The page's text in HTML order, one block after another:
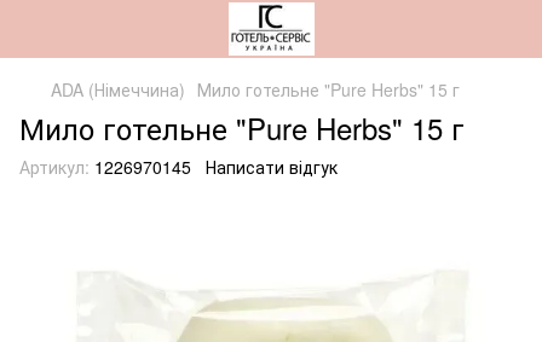
ADA (Німеччина) Мило готельне "Pure Herbs" 15 г
Мило готельне "Pure Herbs" 15 г
Артикул: 1226970145 Написати відгук